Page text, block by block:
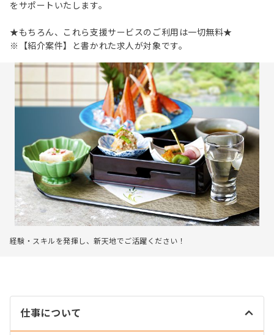
をサポートいたします。
★もちろん、これら支援サービスのご利用は一切無料★
※【紹介案件】と書かれた求人が対象です。
経験・スキルを発揮し、新天地でご活躍ください！
仕事について